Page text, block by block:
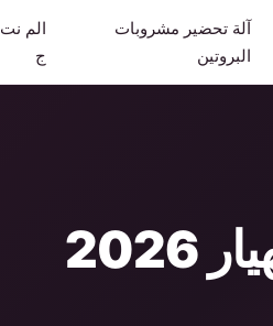
آلة تحضير مشروبات
البروتين
الم نت
ج